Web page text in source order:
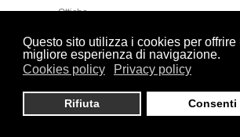
Questo sito utilizza i cookies per offrire
migliore esperienza di navigazione.
Cookies policy
Privacy policy
Rifiuta Consenti
Ottiche
Home Caccia Armi Attrezzatura Cani Normative